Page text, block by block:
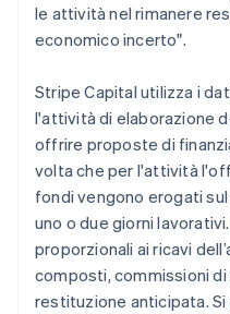
le attività nel rimanere
economico incerto".
Stripe Capital utilizza i
l'attività di elaborazione
offrire proposte di
volta che per l'attività
fondi vengono erogati
uno o due giorni
proporzionali ai ricavi
composti, commissioni di
restituzione anticipata.
Irlanda
English
Lettonia
English
Liechtenstein
Deutsch English
Lituania
English
Lussemburgo
FrançaisDeutschEnglish
Malaysia
English简体中文